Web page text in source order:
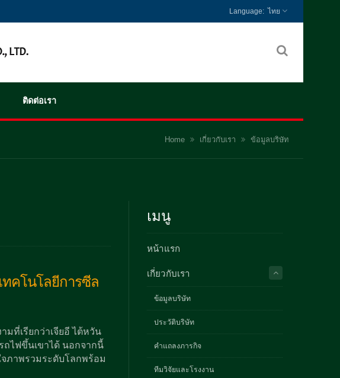
ไทย
ติดต่อเรา
Home เกี่ยวกับเรา ข้อมูลบริษัท
คโนโลยีการซีล
มที่เรียกว่าเจียอี ไต้หวัน
ไฟขึ้นเขาได้ นอกจากนี้
ภาพรวมระดับโลกพร้อม
เมนู
หน้าแรก
เกี่ยวกับเรา
ข้อมูลบริษัท
ประวัติบริษัท
คำแถลงภารกิจ
ทีมวิจัยและโรงงาน